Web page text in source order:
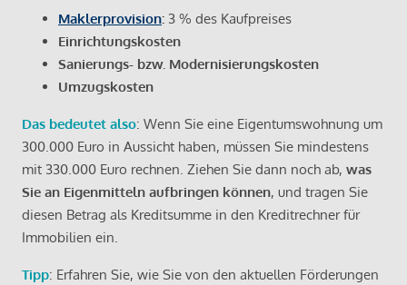
Maklerprovision: 3 % des Kaufpreises
Einrichtungskosten
Sanierungs- bzw. Modernisierungskosten
Umzugskosten
Das bedeutet also: Wenn Sie eine Eigentumswohnung um
300.000 Euro in Aussicht haben, müssen Sie mindestens
mit 330.000 Euro rechnen. Ziehen Sie dann noch ab, was
Sie an Eigenmitteln aufbringen können, und tragen Sie
diesen Betrag als Kreditsumme in den Kreditrechner für
Immobilien ein.
Tipp: Erfahren Sie, wie Sie von den aktuellen Förderungen